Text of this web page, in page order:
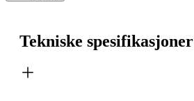
Tekniske spesifikasjoner